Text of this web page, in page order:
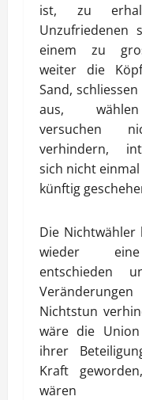
ist, zu
Unzufriedenen
einem zu
weiter die
Sand,
aus,
versuchen
verhindern,
sich nicht
künftig
Die Nichtwähler
wieder
entschieden
Nichtstun
wäre die
ihrer
Kraft
wären